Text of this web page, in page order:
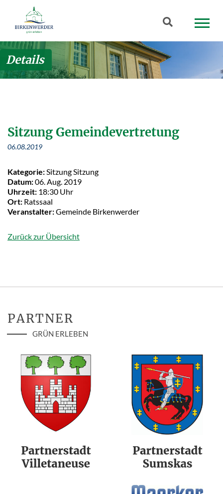
Zum Hauptinhalt springen
Suchbegriff
Details
Sitzung Gemeindevertretung
06.08.2019
Kategorie: Sitzung Sitzung
Datum:06. Aug. 2019
Uhrzeit: 18:30 Uhr
Ort: Ratssaal
Veranstalter:Gemeinde Birkenwerder
Zurück zur Übersicht
PARTNER
GRÜN ERLEBEN